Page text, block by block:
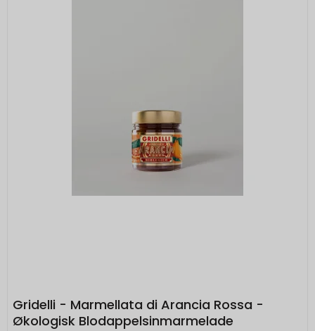
Gridelli - Marmellata di Arancia Rossa -
Økologisk Blodappelsinmarmelade